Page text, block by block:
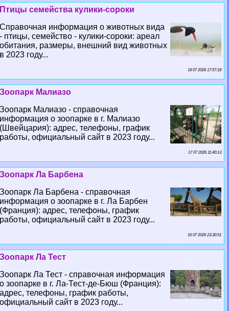
Птицы семейства кулики-сороки
Справочная информация о животных вида
- птицы, семейство - кулики-сороки: ареал
обитания, размеры, внешний вид животных
в 2023 году...
18 07 2026 17:57:18
Зоопарк Малиазо
Зоопарк Малиазо - справочная
информация о зоопарке в г. Малиазо
(Швейцария): адрес, телефоны, график
работы, официальный сайт в 2023 году...
17 07 2026 11:40:13
Зоопарк Ла Барбена
Зоопарк Ла Барбена - справочная
информация о зоопарке в г. Ла Барбен
(Франция): адрес, телефоны, график
работы, официальный сайт в 2023 году...
16 07 2026 23:30:51
Зоопарк Ла Тест
Зоопарк Ла Тест - справочная информация
о зоопарке в г. Ла-Тест-де-Бюш (Франция):
адрес, телефоны, график работы,
официальный сайт в 2023 году...